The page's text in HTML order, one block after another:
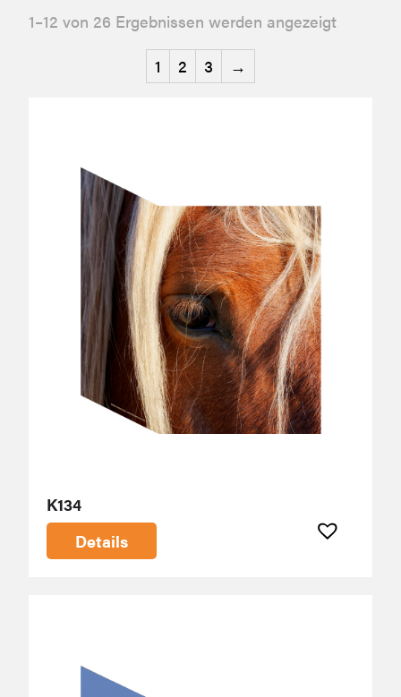
1–12 von 26 Ergebnissen werden angezeigt
1
2 3 →
K134
Details